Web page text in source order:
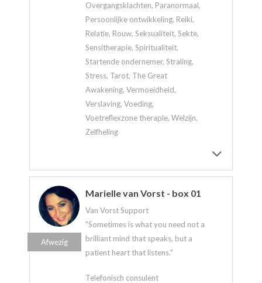
Overgangsklachten, Paranormaal,
Persoonlijke ontwikkeling, Reiki,
Relatie, Rouw, Seksualiteit, Sekte,
Sensitherapie, Spiritualiteit,
Startende ondernemer, Straling,
Stress, Tarot, The Great
Awakening, Vermoeidheid,
Verslaving, Voeding,
Voetreflexzone therapie, Welzijn,
Zelfheling
Marielle van Vorst - box 01
Van Vorst Support
"Sometimes is what you need not a
brilliant mind that speaks, but a
patient heart that listens."
Telefonisch consulent
Afwezig